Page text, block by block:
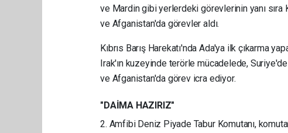
ve Mardin gibi yerlerdeki görevlerinin yanı sıra
ve Afganistan'da görevler aldı.
Kıbrıs Barış Harekatı'nda Ada'ya ilk çıkarma
Irak'ın kuzeyinde terörle mücadelede,
ve Afganistan'da görev icra ediyor.
"DAİMA HAZIRIZ"
2. Amfibi Deniz Piyade Tabur Komutanı,